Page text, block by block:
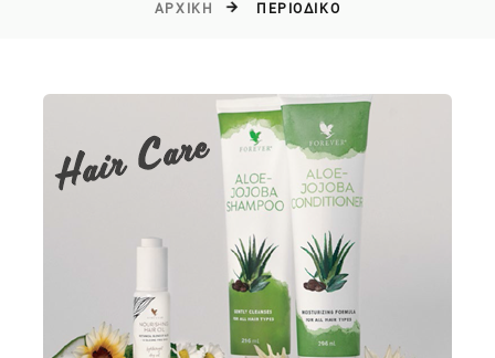
ΑΡΧΙΚΉ ΠΕΡΙΟΔΙΚΌ